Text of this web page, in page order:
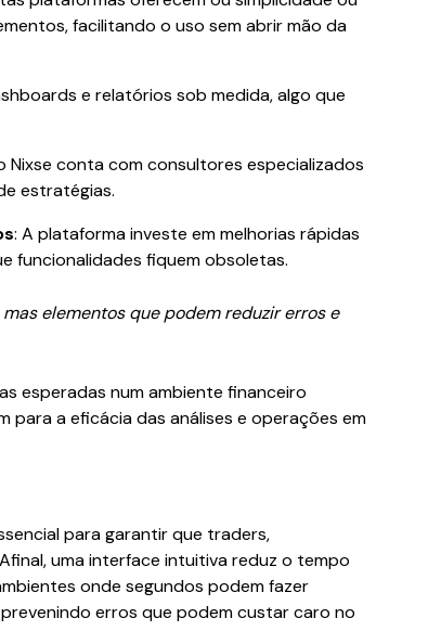
facilitando o uso sem abrir mão da
e relatórios sob medida, algo que
conta com consultores especializados
estratégias.
: A plataforma investe em melhorias rápidas
funcionalidades fiquem obsoletas.
elementos que podem reduzir erros e
esperadas num ambiente financeiro
para a eficácia das análises e operações em
para garantir que traders,
uma interface intuitiva reduz o tempo
onde segundos podem fazer
erros que podem custar caro no